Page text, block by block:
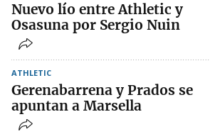
Nuevo lío entre Athletic y
Osasuna por Sergio Nuin
ATHLETIC
Gerenabarrena y Prados se
apuntan a Marsella